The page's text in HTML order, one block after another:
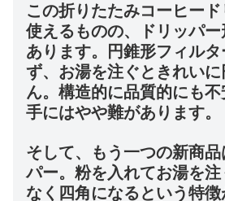
この折りたたみコーヒー
使えるものの、ドリッパ
あります。円錐形フィル
ず、お湯を注ぐときれい
ん。構造的に品質的にも
手にはやや難があります。
そして、もう一つの新商
パー。粉を入れてお湯を
なく四角になるという特